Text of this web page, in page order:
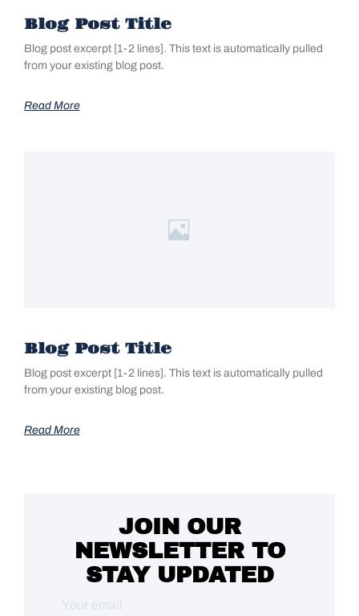
Blog Post Title
Blog post excerpt [1-2 lines]. This text is automatically pulled
from your existing blog post.
Read More
Blog Post Title
Blog post excerpt [1-2 lines]. This text is automatically pulled
from your existing blog post.
Read More
JOIN OUR
NEWSLETTER TO
STAY UPDATED